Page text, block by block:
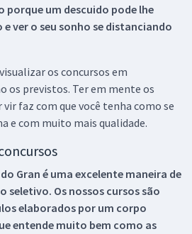
porque um descuido pode lhe
ver o seu sonho se distanciando
os concursos em
os previstos. Ter em mente os
faz com que você tenha como se
e com muito mais qualidade.
Gran é uma excelente maneira de
seletivo. Os nossos cursos são
elaborados por um corpo
entende muito bem como as